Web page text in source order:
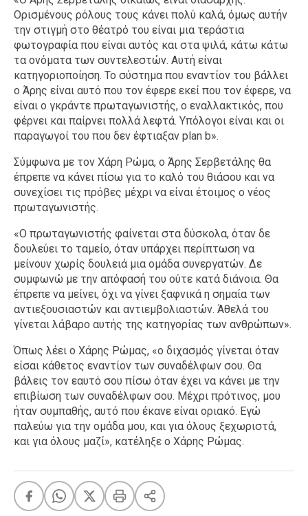
Ορισμένους ρόλους τους κάνει πολύ καλά, όμως αυτήν
την στιγμή στο θέατρό του είναι μια τεράστια
φωτογραφία που είναι αυτός και στα ψιλά, κάτω κάτω
τα ονόματα των συντελεστών. Αυτή είναι
κατηγοριοποίηση. Το σύστημα που εναντίον του βάλλει
ο Άρης είναι αυτό που τον έφερε εκεί που τον έφερε, να
είναι ο γκράντε πρωταγωνιστής, ο εναλλακτικός, που
φέρνει και παίρνει πολλά λεφτά. Υπόλογοι είναι και οι
παραγωγοί του που δεν έφτιαξαν plan b».
Σύμφωνα με τον Χάρη Ρώμα, ο Άρης Σερβετάλης θα
έπρεπε να κάνει πίσω για το καλό του θιάσου και να
συνεχίσει τις πρόβες μέχρι να είναι έτοιμος ο νέος
πρωταγωνιστής.
«Ο πρωταγωνιστής φαίνεται στα δύσκολα, όταν δε
δουλεύει το ταμείο, όταν υπάρχει περίπτωση να
μείνουν χωρίς δουλειά μια ομάδα συνεργατών. Δε
συμφωνώ με την απόφασή του ούτε κατά διάνοια. Θα
έπρεπε να μείνει, όχι να γίνει ξαφνικά η σημαία των
αντιεξουσιαστών και αντιεμβολιαστών. Άθελά του
γίνεται λάβαρο αυτής της κατηγορίας των ανθρώπων».
Όπως λέει ο Χάρης Ρώμας, «ο διχασμός γίνεται όταν
είσαι κάθετος εναντίον των συναδέλφων σου. Θα
βάλεις τον εαυτό σου πίσω όταν έχει να κάνει με την
επιβίωση των συναδέλφων σου. Μέχρι πρότινος, μου
ήταν συμπαθής, αυτό που έκανε είναι οριακό. Εγώ
παλεύω για την ομάδα μου, και για όλους ξεχωριστά,
και για όλους μαζί», κατέληξε ο Χάρης Ρώμας.